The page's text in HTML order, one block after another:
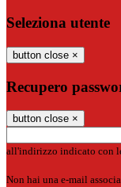
Seleziona utente
button close ×
Recupero
button close ×
all'indirizzo indicato con
Non hai una e-mail